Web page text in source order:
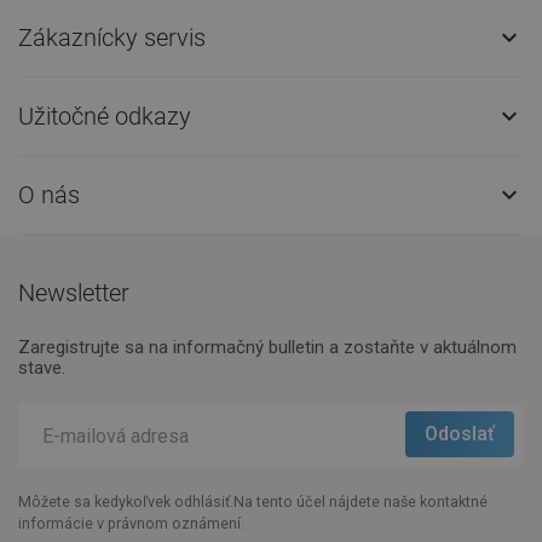
Zákaznícky servis 
Užitočné odkazy 
O nás 
Newsletter
Zaregistrujte sa na informačný bulletin a zostaňte v aktuálnom
stave.
Môžete sa kedykoľvek odhlásiť.Na tento účel nájdete naše kontaktné
informácie v právnom oznámení.